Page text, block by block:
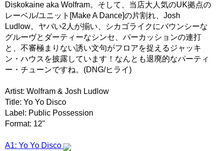
Diskokaine aka Wolfram。そして、当店大人気のUK拠点の
レーベル/ユニット[Make A Dance]の片割れ、Josh
Ludlow。ヤバい2人が揃い、シカゴライクにバウンシーな
グルーヴとダーティーなシンセ、パーカッションの連打
と、不審極まりない誘い文句がフロアを捉えるジャッキ
ン・ハウスを披露しています！なんとも退廃的なパーティ
ー・チューンですね。(DNG/ヒライ)
Artist: Wolfram & Josh Ludlow
Title: Yo Yo Disco
Label: Public Possession
Format: 12"
A1: Yo Yo Disco